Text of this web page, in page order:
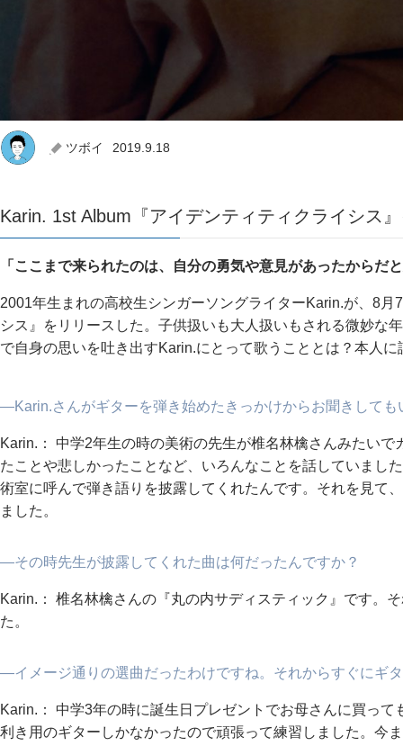
ツボイ 2019.9.18
Karin. 1st Album『アイデンティティクライシス
「ここまで来られたのは、自分の勇気や意見があったからだ
2001年生まれの高校生シンガーソングライターKarin.が、8
シス』をリリースした。子供扱いも大人扱いもされる微妙な
で自身の思いを吐き出すKarin.にとって歌うこととは？本人に
―Karin.さんがギターを弾き始めたきっかけからお聞きしても
Karin.： 中学2年生の時の美術の先生が椎名林檎さんみたい
たことや悲しかったことなど、いろんなことを話していまし
術室に呼んで弾き語りを披露してくれたんです。それを見て
ました。
―その時先生が披露してくれた曲は何だったんですか？
Karin.： 椎名林檎さんの『丸の内サディスティック』です。
た。
―イメージ通りの選曲だったわけですね。それからすぐにギ
Karin.： 中学3年の時に誕生日プレゼントでお母さんに買っ
利き用のギターしかなかったので頑張って練習しました。今